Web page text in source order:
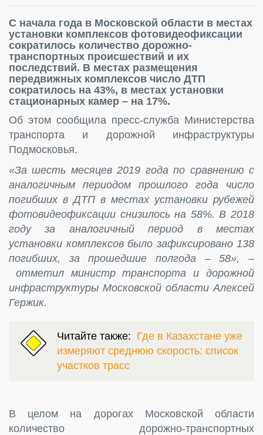
С начала года в Московской области в местах
установки комплексов фотовидеофиксации
сократилось количество дорожно-
транспортных происшествий и их
последствий. В местах размещения
передвижных комплексов число ДТП
сократилось на 43%, в местах установки
стационарных камер – на 17%.
Об этом сообщила пресс-служба Министерства
транспорта и дорожной инфраструктуры
Подмосковья.
«За шесть месяцев 2019 года по сравнению с
аналогичным периодом прошлого года число
погибших в ДТП в местах установки рубежей
фотовидеофиксации снизилось на 58%. В 2018
году за аналогичный период в местах
установки комплексов было зафиксировано 138
погибших, за прошедшие полгода – 58», –
отметил министр транспорта и дорожной
инфраструктуры Московской области Алексей
Гержик.
Читайте также: Где в Казахстане уже
измеряют среднюю скорость: список
участков трасс
В целом на дорогах Московской области
количество дорожно-транспортных